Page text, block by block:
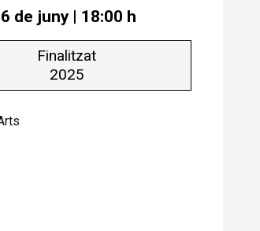
de juny | 18:00 h
Finalitzat
2025